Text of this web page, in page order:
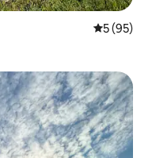
5 (95)
appréciés